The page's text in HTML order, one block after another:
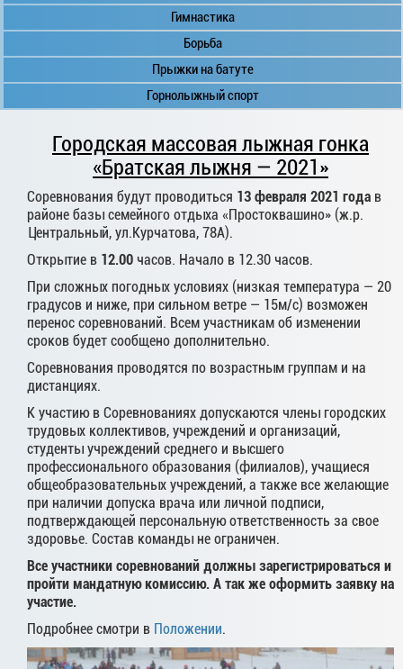
Гимнастика
Борьба
Прыжки на батуте
Горнолыжный спорт
Городская массовая лыжная гонка
«Братская лыжня — 2021»
Соревнования будут проводиться 13 февраля 2021 года в
районе базы семейного отдыха «Простоквашино» (ж.р.
Центральный, ул.Курчатова, 78А).
Открытие в 12.00 часов. Начало в 12.30 часов.
При сложных погодных условиях (низкая температура — 20
градусов и ниже, при сильном ветре — 15м/с) возможен
перенос соревнований. Всем участникам об изменении
сроков будет сообщено дополнительно.
Соревнования проводятся по возрастным группам и на
дистанциях.
К участию в Соревнованиях допускаются члены городских
трудовых коллективов, учреждений и организаций,
студенты учреждений среднего и высшего
профессионального образования (филиалов), учащиеся
общеобразовательных учреждений, а также все желающие
при наличии допуска врача или личной подписи,
подтверждающей персональную ответственность за свое
здоровье. Состав команды не ограничен.
Все участники соревнований должны зарегистрироваться и
пройти мандатную комиссию. А так же оформить заявку на
участие.
Подробнее смотри в Положении.